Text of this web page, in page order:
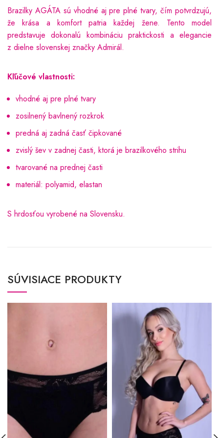
Brazilky AGÁTA sú vhodné aj pre plné tvary, čím potvrdzujú,
že krása a komfort patria každej žene. Tento model
predstavuje dokonalú kombináciu praktickosti a elegancie
z dielne slovenskej značky Admirál.
Kľúčové vlastnosti:
vhodné aj pre plné tvary
zosilnený bavlnený rozkrok
predná aj zadná časť čipkované
zvislý šev v zadnej časti, ktorá je brazilkového strihu
tvarované na prednej časti
materiál: polyamid, elastan
S hrdosťou vyrobené na Slovensku.
SÚVISIACE PRODUKTY